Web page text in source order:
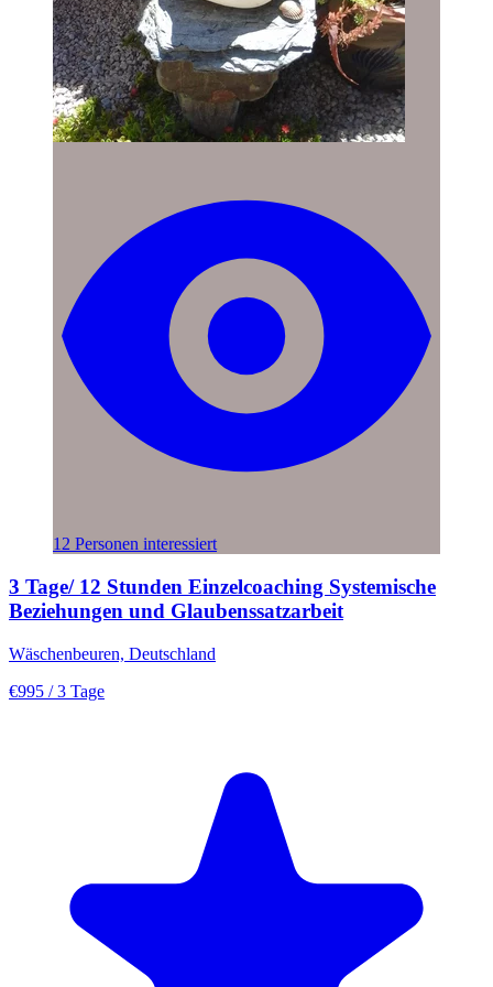
12 Personen interessiert
3 Tage/ 12 Stunden Einzelcoaching Systemische
Beziehungen und Glaubenssatzarbeit
Wäschenbeuren, Deutschland
€995 / 3 Tage